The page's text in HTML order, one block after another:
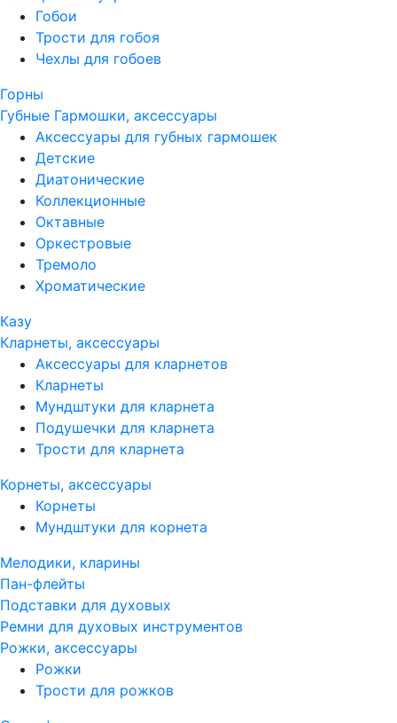
Гобои
Трости для гобоя
Чехлы для гобоев
Горны
Губные Гармошки, аксессуары
Аксессуары для губных гармошек
Детские
Диатонические
Коллекционные
Октавные
Оркестровые
Тремоло
Хроматические
Казу
Кларнеты, аксессуары
Аксессуары для кларнетов
Кларнеты
Мундштуки для кларнета
Подушечки для кларнета
Трости для кларнета
Корнеты, аксессуары
Корнеты
Мундштуки для корнета
Мелодики, кларины
Пан-флейты
Подставки для духовых
Ремни для духовых инструментов
Рожки, аксессуары
Рожки
Трости для рожков